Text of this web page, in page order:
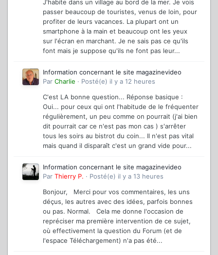
J'habite dans un village au bord de la mer. Je vois
passer beaucoup de touristes, venus de loin, pour
profiter de leurs vacances. La plupart ont un
smartphone à la main et beaucoup ont les yeux
sur l'écran en marchant. Je ne sais pas ce qu'ils
font mais je suppose qu'ils ne font pas leur...
Information concernant le site magazinevideo
Par Charlie · Posté(e) il y a 12 heures
C'est LA bonne question... Réponse basique :
Oui... pour ceux qui ont l'habitude de le fréquenter
régulièrement, un peu comme on pourrait (j'ai bien
dit pourrait car ce n'est pas mon cas ) s'arrêter
tous les soirs au bistrot du coin... Il n'est pas vital
mais quand il disparaît c'est un grand vide pour...
Information concernant le site magazinevideo
Par Thierry P. · Posté(e) il y a 13 heures
Bonjour, Merci pour vos commentaires, les uns
déçus, les autres avec des idées, parfois bonnes
ou pas. Normal. Cela me donne l'occasion de
repréciser ma première intervention de ce sujet,
où effectivement la question du Forum (et de
l'espace Téléchargement) n'a pas été...